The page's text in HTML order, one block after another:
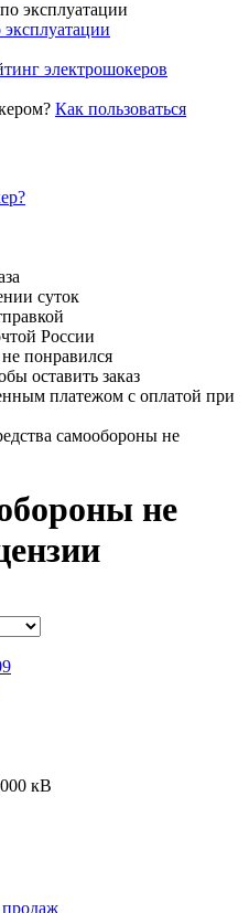
электрошокеров
Как пользоваться
суток
России
понравился
оставить заказ
платежом с оплатой при
самообороны не
не
кВ